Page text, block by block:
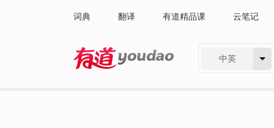
词典 翻译 有道精品课 云笔记
中英